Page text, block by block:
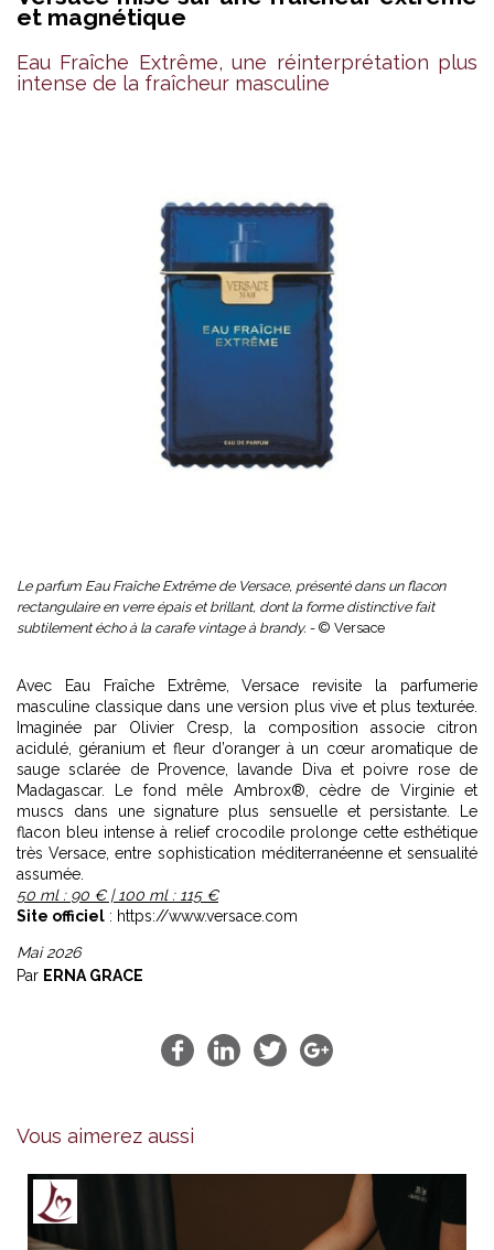
et magnétique
Eau Fraîche Extrême, une réinterprétation plus
intense de la fraîcheur masculine
Le parfum Eau Fraîche Extrême de Versace, présenté dans un flacon
rectangulaire en verre épais et brillant, dont la forme distinctive fait
subtilement écho à la carafe vintage à brandy. - © Versace
Avec Eau Fraîche Extrême, Versace revisite la parfumerie
masculine classique dans une version plus vive et plus texturée.
Imaginée par Olivier Cresp, la composition associe citron
acidulé, géranium et fleur d’oranger à un cœur aromatique de
sauge sclarée de Provence, lavande Diva et poivre rose de
Madagascar. Le fond mêle Ambrox®, cèdre de Virginie et
muscs dans une signature plus sensuelle et persistante. Le
flacon bleu intense à relief crocodile prolonge cette esthétique
très Versace, entre sophistication méditerranéenne et sensualité
assumée.
50 ml : 90 € | 100 ml : 115 €
Site officiel : https://www.versace.com
Mai 2026
Par ERNA GRACE
Vous aimerez aussi